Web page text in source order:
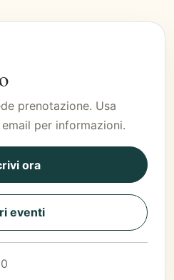
prenotazione. Usa
per informazioni.
ora
eventi